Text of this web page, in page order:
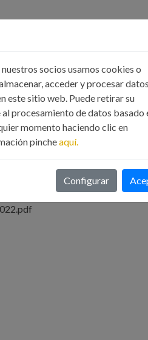
socios usamos cookies o
acceder y procesar datos
este sitio web. Puede retirar su
procesamiento de datos basado
momento haciendo clic en
pincheaquí.
Configurar